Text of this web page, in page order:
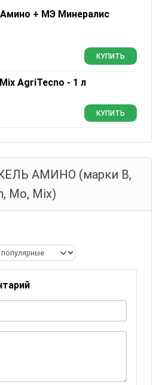
+ МЭ Минералис
КУПИТЬ
AgriTecno - 1 л
КУПИТЬ
АМИНО (марки B,
Mo, Mix)